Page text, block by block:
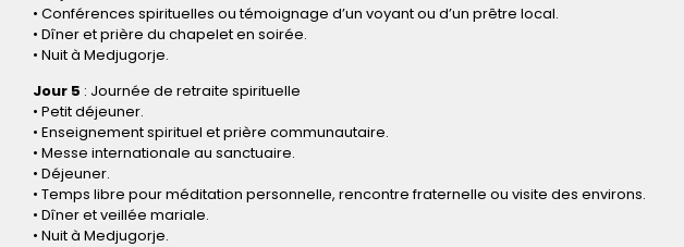
• Conférences spirituelles ou témoignage d’un voyant ou d’un prêtre local.
• Dîner et prière du chapelet en soirée.
• Nuit à Medjugorje.
Jour 5 : Journée de retraite spirituelle
• Petit déjeuner.
• Enseignement spirituel et prière communautaire.
• Messe internationale au sanctuaire.
• Déjeuner.
• Temps libre pour méditation personnelle, rencontre fraternelle ou visite des environs.
• Dîner et veillée mariale.
• Nuit à Medjugorje.